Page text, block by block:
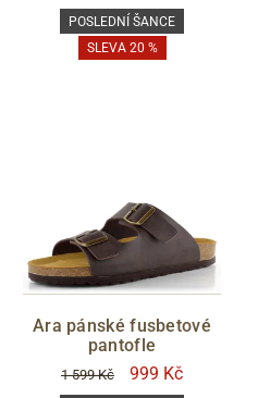
POSLEDNÍ ŠANCE
SLEVA 20 %
Ara pánské fusbetové
pantofle
1 599 Kč 999 Kč